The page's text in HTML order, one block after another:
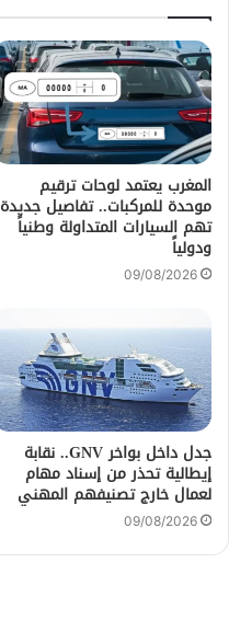
المغرب يعتمد لوحات ترقيم
موحدة للمركبات.. تفاصيل جديدة
تهم السيارات المتداولة وطنياً
ودولياً
09/08/2026
جدل داخل بواخر GNV.. نقابة
إيطالية تحذر من إسناد مهام
لعمال خارج تصنيفهم المهني
09/08/2026